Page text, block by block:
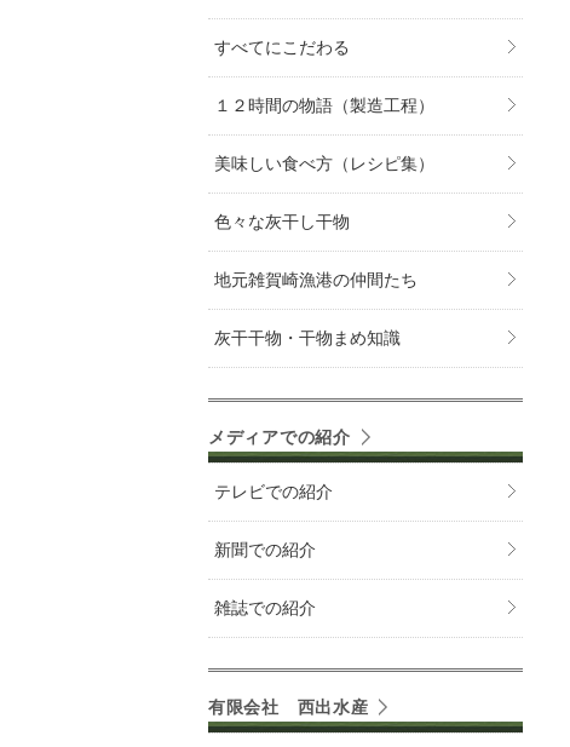
すべてにこだわる
１２時間の物語（製造工程）
美味しい食べ方（レシピ集）
色々な灰干し干物
地元雑賀崎漁港の仲間たち
灰干干物・干物まめ知識
メディアでの紹介
テレビでの紹介
新聞での紹介
雑誌での紹介
有限会社 西出水産